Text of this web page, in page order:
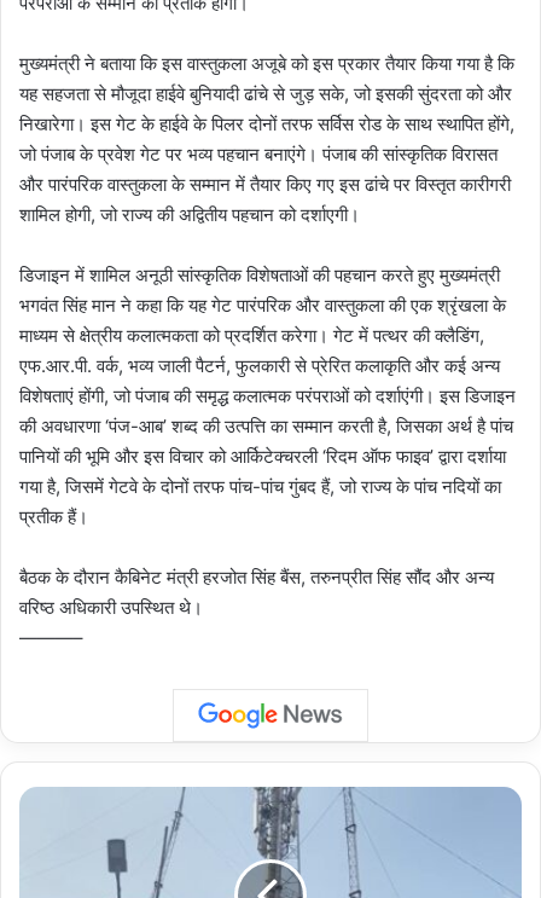
मुख्यमंत्री ने बताया कि इस वास्तुकला अजूबे को इस प्रकार तैयार किया गया है कि
यह सहजता से मौजूदा हाईवे बुनियादी ढांचे से जुड़ सके, जो इसकी सुंदरता को और
निखारेगा। इस गेट के हाईवे के पिलर दोनों तरफ सर्विस रोड के साथ स्थापित होंगे,
जो पंजाब के प्रवेश गेट पर भव्य पहचान बनाएंगे। पंजाब की सांस्कृतिक विरासत
और पारंपरिक वास्तुकला के सम्मान में तैयार किए गए इस ढांचे पर विस्तृत कारीगरी
शामिल होगी, जो राज्य की अद्वितीय पहचान को दर्शाएगी।
डिजाइन में शामिल अनूठी सांस्कृतिक विशेषताओं की पहचान करते हुए मुख्यमंत्री
भगवंत सिंह मान ने कहा कि यह गेट पारंपरिक और वास्तुकला की एक श्रृंखला के
माध्यम से क्षेत्रीय कलात्मकता को प्रदर्शित करेगा। गेट में पत्थर की क्लैडिंग,
एफ.आर.पी. वर्क, भव्य जाली पैटर्न, फुलकारी से प्रेरित कलाकृति और कई अन्य
विशेषताएं होंगी, जो पंजाब की समृद्ध कलात्मक परंपराओं को दर्शाएंगी। इस डिजाइन
की अवधारणा ‘पंज-आब’ शब्द की उत्पत्ति का सम्मान करती है, जिसका अर्थ है पांच
पानियों की भूमि और इस विचार को आर्किटेक्चरली ‘रिदम ऑफ फाइव’ द्वारा दर्शाया
गया है, जिसमें गेटवे के दोनों तरफ पांच-पांच गुंबद हैं, जो राज्य के पांच नदियों का
प्रतीक हैं।
बैठक के दौरान कैबिनेट मंत्री हरजोत सिंह बैंस, तरुनप्रीत सिंह सौंद और अन्य
वरिष्ठ अधिकारी उपस्थित थे।
———–
Uttar